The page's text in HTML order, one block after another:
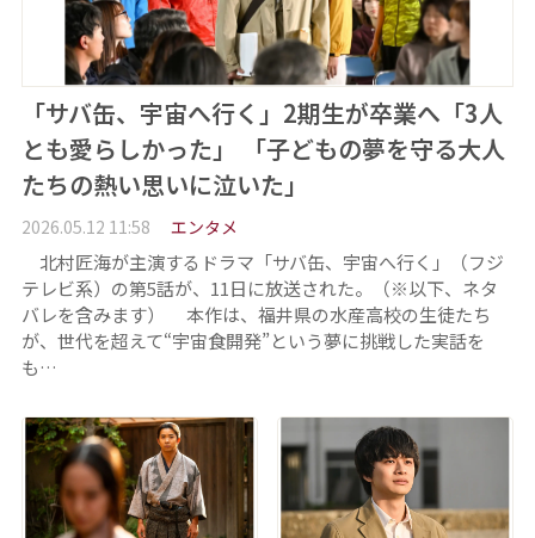
「サバ缶、宇宙へ行く」2期生が卒業へ「3人
とも愛らしかった」 「子どもの夢を守る大人
たちの熱い思いに泣いた」
2026.05.12 11:58 エンタメ
北村匠海が主演するドラマ「サバ缶、宇宙へ行く」（フジ
テレビ系）の第5話が、11日に放送された。（※以下、ネタ
バレを含みます） 本作は、福井県の水産高校の生徒たち
が、世代を超えて“宇宙食開発”という夢に挑戦した実話を
も…